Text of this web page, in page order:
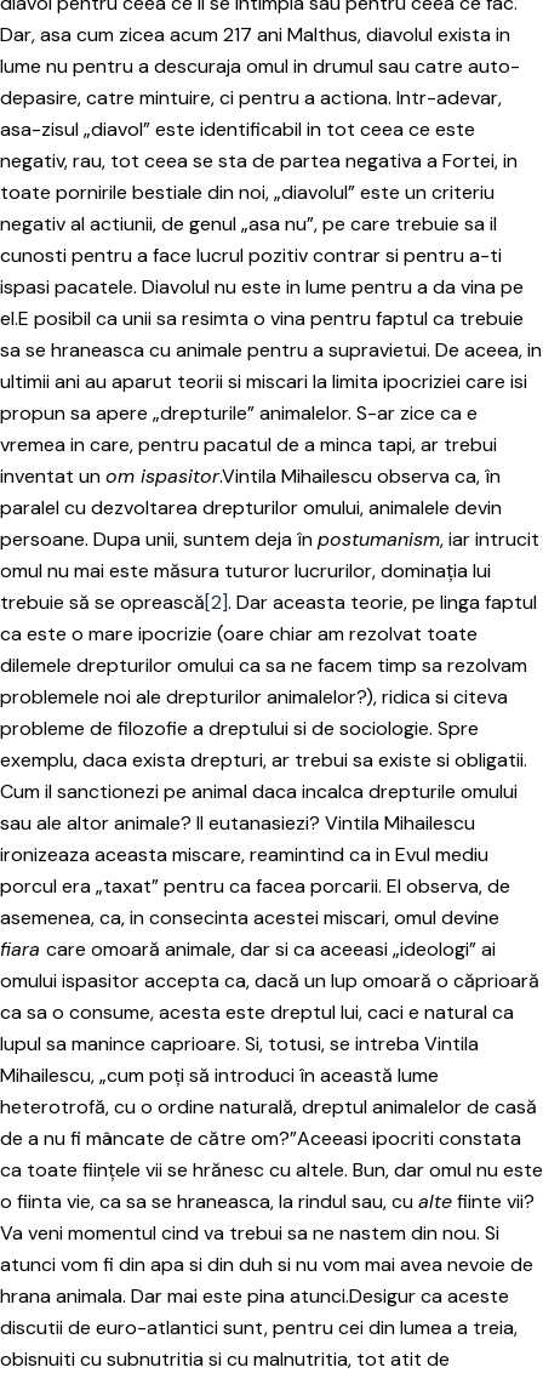
Dar, asa cum zicea acum 217 ani Malthus, diavolul exista in
lume nu pentru a descuraja omul in drumul sau catre auto-
depasire, catre mintuire, ci pentru a actiona. Intr-adevar,
asa-zisul „diavol” este identificabil in tot ceea ce este
negativ, rau, tot ceea se sta de partea negativa a Fortei, in
toate pornirile bestiale din noi, „diavolul” este un criteriu
negativ al actiunii, de genul „asa nu”, pe care trebuie sa il
cunosti pentru a face lucrul pozitiv contrar si pentru a-ti
ispasi pacatele. Diavolul nu este in lume pentru a da vina pe
el.E posibil ca unii sa resimta o vina pentru faptul ca trebuie
sa se hraneasca cu animale pentru a supravietui. De aceea, in
ultimii ani au aparut teorii si miscari la limita ipocriziei care isi
propun sa apere „drepturile” animalelor. S-ar zice ca e
vremea in care, pentru pacatul de a minca tapi, ar trebui
inventat unom ispasitor.Vintila Mihailescu observa ca, în
paralel cu dezvoltarea drepturilor omului, animalele devin
persoane. Dupa unii, suntem deja înpostumanism, iar intrucit
omul nu mai este măsura tuturor lucrurilor, dominația lui
trebuie să se oprească[2]. Dar aceasta teorie, pe linga faptul
ca este o mare ipocrizie (oare chiar am rezolvat toate
dilemele drepturilor omului ca sa ne facem timp sa rezolvam
problemele noi ale drepturilor animalelor?), ridica si citeva
probleme de filozofie a dreptului si de sociologie. Spre
exemplu, daca exista drepturi, ar trebui sa existe si obligatii.
Cum il sanctionezi pe animal daca incalca drepturile omului
sau ale altor animale? Il eutanasiezi? Vintila Mihailescu
ironizeaza aceasta miscare, reamintind ca in Evul mediu
porcul era „taxat” pentru ca facea porcarii. El observa, de
asemenea, ca, in consecinta acestei miscari, omul devine
fiara care omoară animale, dar si ca aceeasi „ideologi” ai
omului ispasitor accepta ca, dacă un lup omoară o căprioară
ca sa o consume, acesta este dreptul lui, caci e natural ca
lupul sa manince caprioare. Si, totusi, se intreba Vintila
Mihailescu, „cum poți să introduci în această lume
heterotrofă, cu o ordine naturală, dreptul animalelor de casă
de a nu fi mâncate de către om?”Aceeasi ipocriti constata
ca toate ființele vii se hrănesc cu altele. Bun, dar omul nu este
o fiinta vie, ca sa se hraneasca, la rindul sau, cualtefiinte vii?
Va veni momentul cind va trebui sa ne nastem din nou. Si
atunci vom fi din apa si din duh si nu vom mai avea nevoie de
hrana animala. Dar mai este pina atunci.Desigur ca aceste
discutii de euro-atlantici sunt, pentru cei din lumea a treia,
obisnuiti cu subnutritia si cu malnutritia, tot atit de